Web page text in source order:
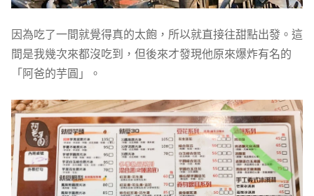
因為吃了一間就覺得真的太飽，所以就直接往甜點出發。這
間是我幾次來都沒吃到，但後來才發現他原來爆炸有名的
「阿爸的芋圓」。